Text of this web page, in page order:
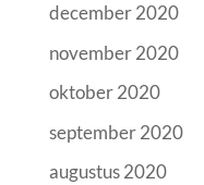
december 2020
november 2020
oktober 2020
september 2020
augustus 2020